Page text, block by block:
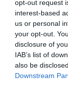
opt-out request
interest-based
us or personal
your opt-out.
disclosure of
IAB’s list of
also be
Downstream